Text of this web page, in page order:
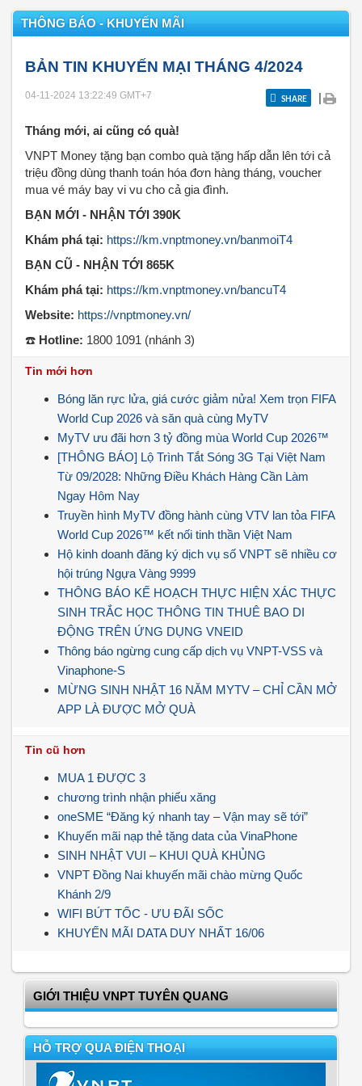
THÔNG BÁO - KHUYẾN MÃI
BẢN TIN KHUYẾN MẠI THÁNG 4/2024
04-11-2024 13:22:49 GMT+7 SHARE |
Tháng mới, ai cũng có quà!
VNPT Money tặng bạn combo quà tặng hấp dẫn lên tới cả
triệu đồng dùng thanh toán hóa đơn hàng tháng, voucher
mua vé máy bay vi vu cho cả gia đình.
BẠN MỚI - NHẬN TỚI 390K
Khám phá tại: https://km.vnptmoney.vn/banmoiT4
BẠN CŨ - NHẬN TỚI 865K
Khám phá tại: https://km.vnptmoney.vn/bancuT4
Website: https://vnptmoney.vn/
☎️ Hotline: 1800 1091 (nhánh 3)
Tin mới hơn
Bóng lăn rực lửa, giá cước giảm nửa! Xem trọn FIFA
World Cup 2026 và săn quà cùng MyTV
MyTV ưu đãi hơn 3 tỷ đồng mùa World Cup 2026™
[THÔNG BÁO] Lộ Trình Tắt Sóng 3G Tại Việt Nam
Từ 09/2028: Những Điều Khách Hàng Cần Làm
Ngay Hôm Nay
Truyền hình MyTV đồng hành cùng VTV lan tỏa FIFA
World Cup 2026™ kết nối tinh thần Việt Nam
Hộ kinh doanh đăng ký dịch vụ số VNPT sẽ nhiều cơ
hội trúng Ngựa Vàng 9999
THÔNG BÁO KẾ HOẠCH THỰC HIỆN XÁC THỰC
SINH TRẮC HỌC THÔNG TIN THUÊ BAO DI
ĐỘNG TRÊN ỨNG DỤNG VNEID
Thông báo ngừng cung cấp dịch vụ VNPT-VSS và
Vinaphone-S
MỪNG SINH NHẬT 16 NĂM MYTV – CHỈ CẦN MỞ
APP LÀ ĐƯỢC MỞ QUÀ
Tin cũ hơn
MUA 1 ĐƯỢC 3
chương trình nhận phiếu xăng
oneSME “Đăng ký nhanh tay – Vận may sẽ tới”
Khuyến mãi nạp thẻ tặng data của VinaPhone
SINH NHẬT VUI – KHUI QUÀ KHỦNG
VNPT Đồng Nai khuyến mãi chào mừng Quốc
Khánh 2/9
WIFI BỨT TỐC - ƯU ĐÃI SỐC
KHUYẾN MÃI DATA DUY NHẤT 16/06
GIỚI THIỆU VNPT TUYÊN QUANG
HỖ TRỢ QUA ĐIỆN THOẠI